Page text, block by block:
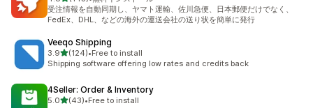
合計レビュー数：143件
受注情報を自動同期し、ヤマト運輸、佐川急便、日本郵便だけでなく、
FedEx、DHL、などの海外の運送会社の送り状を簡単に発行
Veeqo Shipping
3.95つ星中
(124)
合計レビュー数：124件
•Free to install
Shipping software offering low rates and credits back
4Seller: Order & Inventory
5.05つ星中
(43)
合計レビュー数：43件
•Free to install